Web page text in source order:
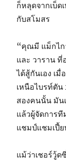
ก็หลุดจากเบ็ด
กับสโมสร
“คุณมี แม็กไก
และ วาราน ที่
ได้สู้กันเอง เ
เหนือไบรท์ตั
สองคนนั้น มัน
แล้วผู้จัดการที
แชมป์แชมเปี้
แม้ว่าเชอร์วู้ด